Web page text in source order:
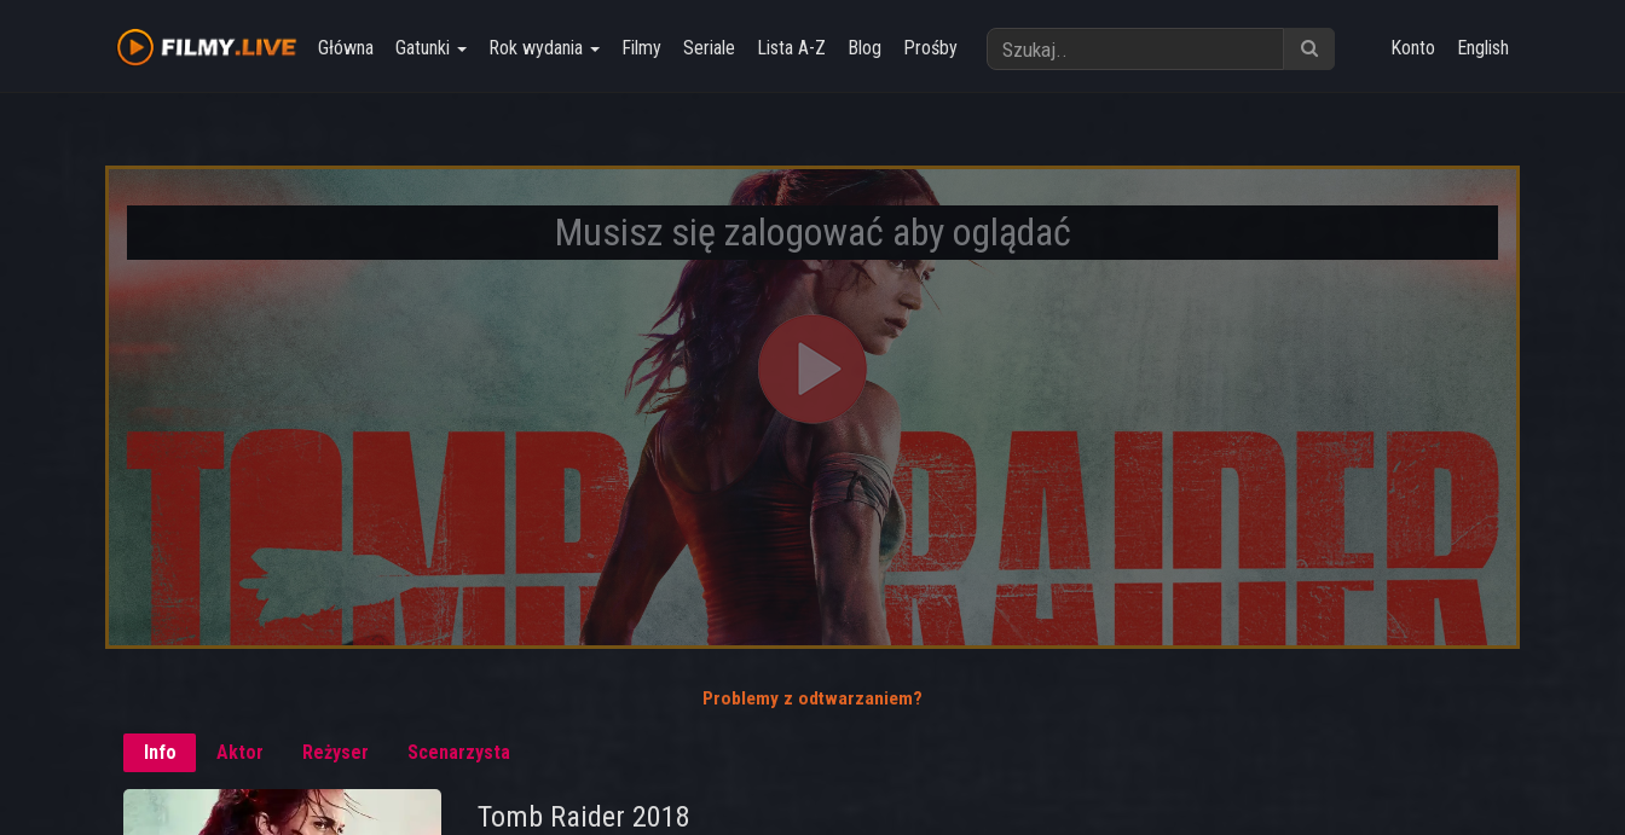
Główna Gatunki Rok wydania Filmy Seriale Lista A-Z Blog Prośby Konto English
Musisz się zalogować aby oglądać
Problemy z odtwarzaniem?
Info Aktor Reżyser Scenarzysta
Tomb Raider 2018